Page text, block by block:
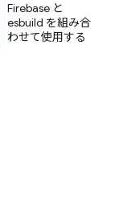
Firebase と
esbuild を組み合
わせて使用する